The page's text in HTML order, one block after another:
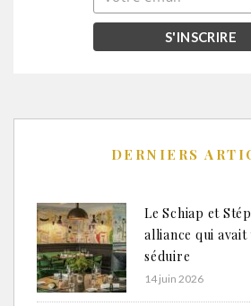
DERNIERS
Le Schiap et
alliance qui
séduire
14 juin 2026